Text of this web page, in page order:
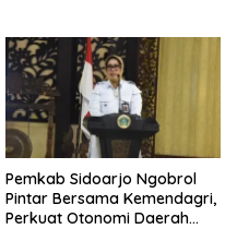
Pemkab Sidoarjo Ngobrol
Pintar Bersama Kemendagri,
Perkuat Otonomi Daerah